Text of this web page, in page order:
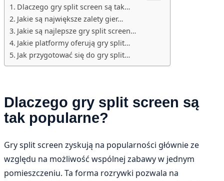
Dlaczego gry split screen są tak…
Jakie są największe zalety gier…
Jakie są najlepsze gry split screen…
Jakie platformy oferują gry split…
Jak przygotować się do gry split…
Dlaczego gry split screen są
tak popularne?
Gry split screen zyskują na popularności głównie ze
względu na możliwość wspólnej zabawy w jednym
pomieszczeniu. Ta forma rozrywki pozwala na